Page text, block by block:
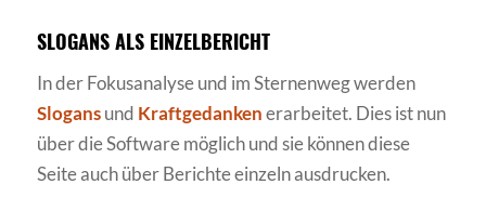
SLOGANS ALS EINZELBERICHT
In der Fokusanalyse und im Sternenweg werden
Slogansund Kraftgedankenerarbeitet. Dies ist nun
über die Software möglich und sie können diese
Seite auch über Berichte einzeln ausdrucken.